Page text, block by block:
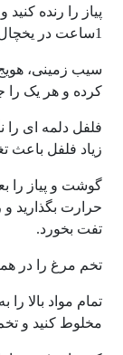
پیاز را رنده
1ساعت در یخچال بماند.
سیب زمینی،
کرده و هر یک را
فلفل دلمه ای
زیاد فلفل باعث
گوشت و پیاز را
حرارت بگذارید و
تفت بخورد.
تخم مرغ را در
تمام مواد بالا را
مخلوط کنید و